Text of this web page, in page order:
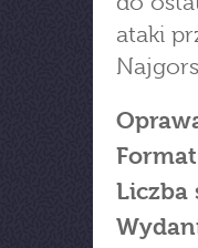
ataki
Liczba